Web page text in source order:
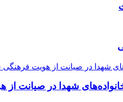
شهدا در صیانت